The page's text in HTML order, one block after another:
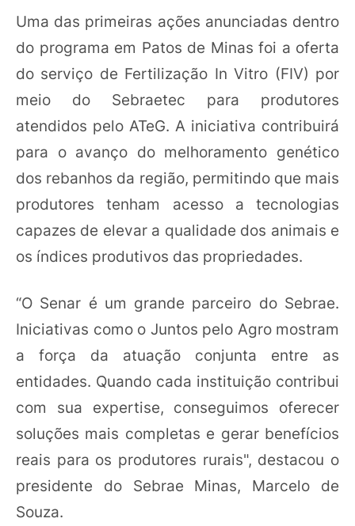
Uma das primeiras ações anunciadas dentro
do programa em Patos de Minas foi a oferta
do serviço de Fertilização In Vitro (FIV) por
meio do Sebraetec para produtores
atendidos pelo ATeG. A iniciativa contribuirá
para o avanço do melhoramento genético
dos rebanhos da região, permitindo que mais
produtores tenham acesso a tecnologias
capazes de elevar a qualidade dos animais e
os índices produtivos das propriedades.
“O Senar é um grande parceiro do Sebrae.
Iniciativas como o Juntos pelo Agro mostram
a força da atuação conjunta entre as
entidades. Quando cada instituição contribui
com sua expertise, conseguimos oferecer
soluções mais completas e gerar benefícios
reais para os produtores rurais", destacou o
presidente do Sebrae Minas, Marcelo de
Souza.